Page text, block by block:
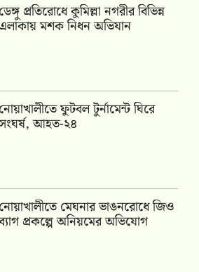
ডেঙ্গু প্রতিরোধে কুমিল্লা নগরীর বিভিন্ন
মশক নিধন অভিযান
নোয়াখালীতে ফুটবল টুর্নামেন্ট ঘিরে
আহত-২৪
নোয়াখালীতে মেঘনার ভাঙনরোধে জিও
প্রকল্পে অনিয়মের অভিযোগ